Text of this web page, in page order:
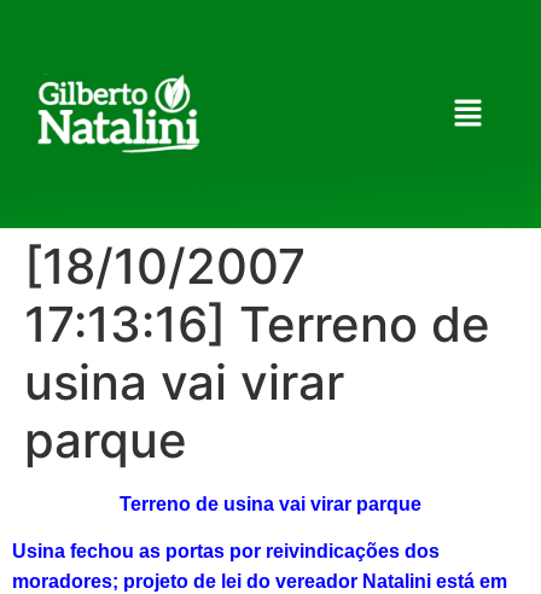
[18/10/2007
17:13:16] Terreno de
usina vai virar
parque
Terreno de usina vai virar parque
Usina fechou as portas por reivindicações dos
moradores; projeto de lei do vereador Natalini está em